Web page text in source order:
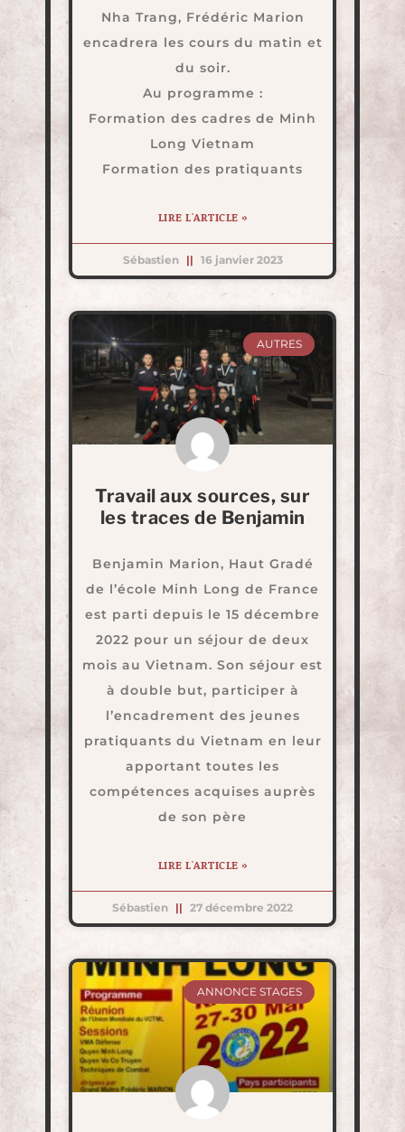
Nha Trang, Frédéric Marion
encadrera les cours du matin et
du soir.
Au programme :
Formation des cadres de Minh
Long Vietnam
Formation des pratiquants
LIRE L'ARTICLE »
Sébastien 16 janvier 2023
AUTRES
Travail aux sources, sur
les traces de Benjamin
Benjamin Marion, Haut Gradé
de l’école Minh Long de France
est parti depuis le 15 décembre
2022 pour un séjour de deux
mois au Vietnam. Son séjour est
à double but, participer à
l’encadrement des jeunes
pratiquants du Vietnam en leur
apportant toutes les
compétences acquises auprès
de son père
LIRE L'ARTICLE »
Sébastien 27 décembre 2022
ANNONCE STAGES